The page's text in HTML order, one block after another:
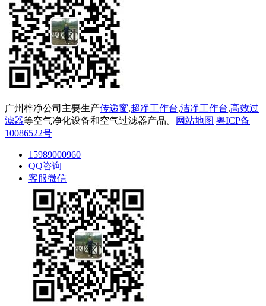
广州梓净公司主要生产传递窗,超净工作台,洁净工作台,高效过
滤器等空气净化设备和空气过滤器产品。 网站地图 粤ICP备
10086522号
15989000960
QQ咨询
客服微信